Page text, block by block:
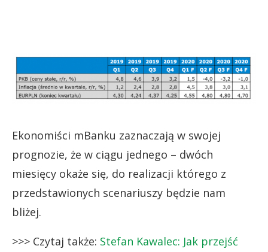
Ekonomiści mBanku zaznaczają w swojej
prognozie, że w ciągu jednego – dwóch
miesięcy okaże się, do realizacji którego z
przedstawionych scenariuszy będzie nam
bliżej.
>>> Czytaj także: Stefan Kawalec: Jak przejść